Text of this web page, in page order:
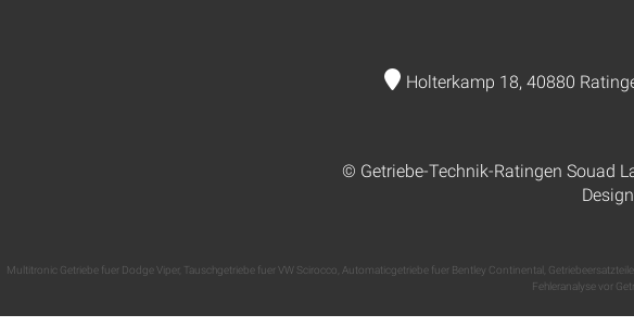
Holterkamp 18, 40880
© Getriebe-Technik-Ratingen Souad
Multitronic Getriebe fuer Dodge Viper Tauschgetriebe fuer VW Scirocco Automaticgetriebe fuer Bentley Continental
Fehleranalyse vor